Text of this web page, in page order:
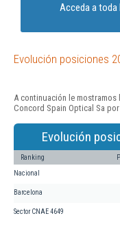
Acceda a toda
Evolución posiciones
A continuación le mostramos
Concord Spain Optical Sa
Evolución
Ranking
Nacional
Barcelona
Sector CNAE 4649